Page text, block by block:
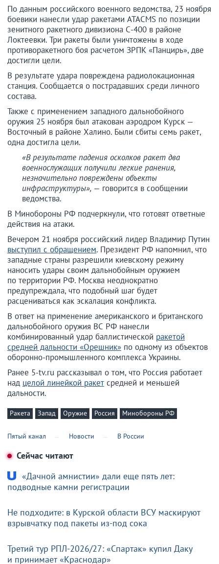
По данным российского военного ведомства, 23 ноября
боевики нанесли удар ракетами ATACMS по позиции
зенитного ракетного дивизиона С-400 в районе
Локтеевки. Три ракеты были уничтожены в ходе
противоракетного боя расчетом ЗРПК «Панцирь», две
достигли цели.
В результате удара повреждена радиолокационная
станция. Сообщается о пострадавших среди личного
состава.
Также с применением западного дальнобойного
оружия 25 ноября был атакован аэродром Курск —
Восточный в районе Халино. Были сбиты семь ракет,
одна достигла цели.
«В результате падения осколков ракет два
военнослужащих получили легкие ранения,
незначительно повреждены объекты
инфраструктуры», — говорится в сообщении
ведомства.
В Минобороны РФ подчеркнули, что готовят ответные
действия на атаки.
Вечером 21 ноября российский лидер Владимир Путин
выступил с обращением. Президент РФ напомнил, что
западные страны разрешили киевскому режиму
наносить удары своим дальнобойным оружием
по территории РФ. Москва неоднократно
предупреждала, что подобный шаг будет
расцениваться как эскалация конфликта.
В ответ на применение американского и британского
дальнобойного оружия ВС РФ нанесли
комбинированный удар баллистической ракетой
средней дальности «Орешник» по одному из объектов
оборонно-промышленного комплекса Украины.
Ранее 5-tv.ru рассказывал о том, что Россия работает
над целой линейкой ракет средней и меньшей
дальности.
Ракета Запад Оружие Россия Минобороны РФ
Пятый канал Новости В России
Сейчас читают
«Дачной амнистии» дали еще пять лет:
подводные камни регистрации
Не подходите: в Курской области ВСУ маскируют
взрывчатку под пакеты из-под сока
Третий тур РПЛ-2026/27: «Спартак» купил Даку
и принимает «Краснодар»